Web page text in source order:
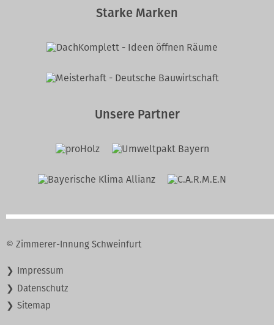
Starke Marken
Unsere Partner
© Zimmerer-Innung Schweinfurt
Navigation
Impressum
Datenschutz
Sitemap